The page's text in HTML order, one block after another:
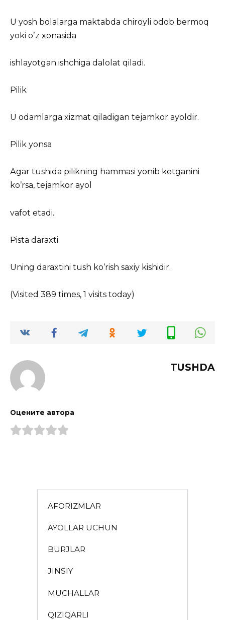
U yosh bolalarga maktabda chiroyli odob bermoq
yoki oʼz xonasida
ishlayotgan ishchiga dalolat qiladi.
Pilik
U odamlarga xizmat qiladigan tejamkor ayoldir.
Pilik yonsa
Аgar tushida pilikning hammasi yonib ketganini
koʼrsa, tejamkor ayol
vafot etadi.
Pista daraxti
Uning daraxtini tush koʼrish saxiy kishidir.
(Visited 389 times, 1 visits today)
TUSHDA
Оцените автора
AFORIZMLAR
AYOLLAR UCHUN
BURJLAR
JINSIY
MUCHALLAR
QIZIQARLI